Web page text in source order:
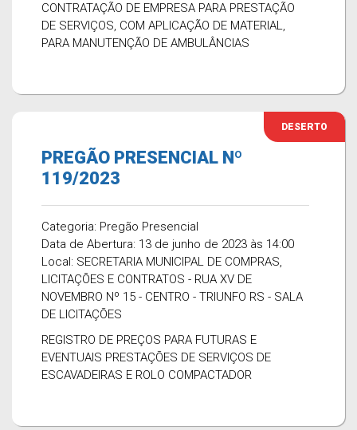
CONTRATAÇÃO DE EMPRESA PARA PRESTAÇÃO
DE SERVIÇOS, COM APLICAÇÃO DE MATERIAL,
PARA MANUTENÇÃO DE AMBULÂNCIAS
DESERTO
PREGÃO PRESENCIAL Nº
119/2023
Categoria: Pregão Presencial
Data de Abertura: 13 de junho de 2023 às 14:00
Local: SECRETARIA MUNICIPAL DE COMPRAS,
LICITAÇÕES E CONTRATOS - RUA XV DE
NOVEMBRO Nº 15 - CENTRO - TRIUNFO RS - SALA
DE LICITAÇÕES
REGISTRO DE PREÇOS PARA FUTURAS E
EVENTUAIS PRESTAÇÕES DE SERVIÇOS DE
ESCAVADEIRAS E ROLO COMPACTADOR